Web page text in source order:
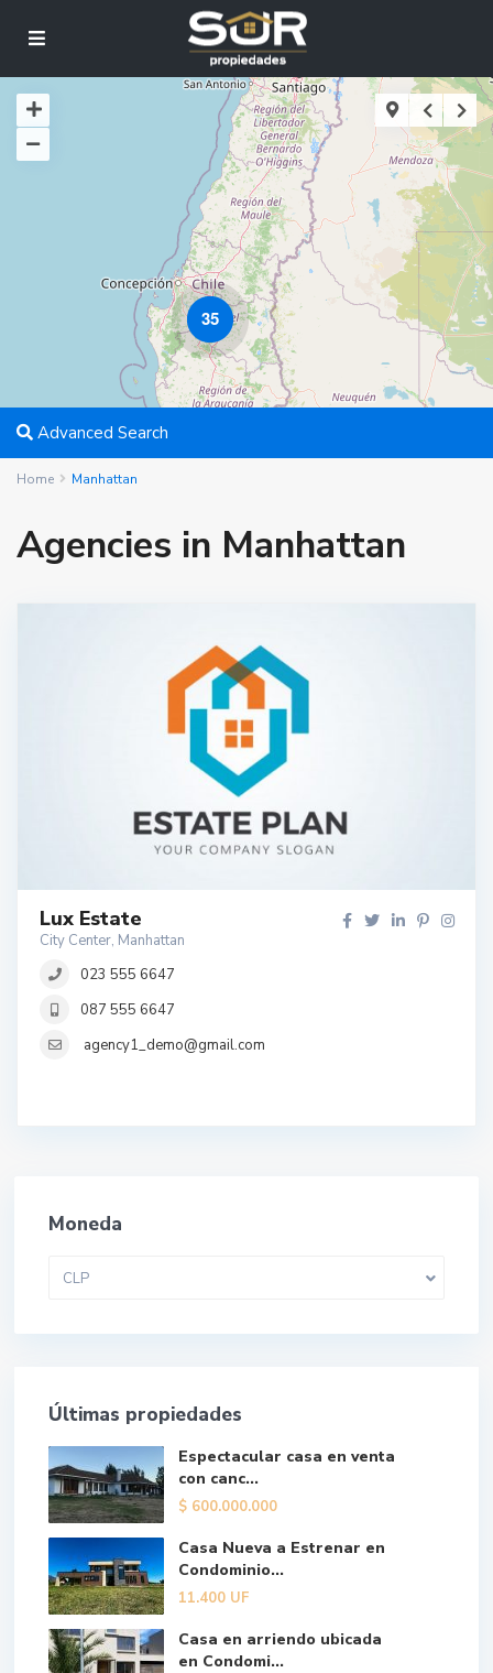
35
Advanced Search
Home Manhattan
Agencies in Manhattan
Lux Estate
City Center, Manhattan
023 555 6647
087 555 6647
agency1_demo@gmail.com
Moneda
CLP
Últimas propiedades
Espectacular casa en venta
con canc...
$ 600.000.000
Casa Nueva a Estrenar en
Condominio...
11.400 UF
Casa en arriendo ubicada
en Condomi...